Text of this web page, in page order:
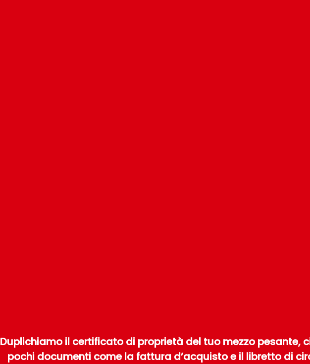
Duplichiamo il certificato di proprietà del tuo mezzo pesante,
pochi documenti come la fattura d’acquisto e il libretto di